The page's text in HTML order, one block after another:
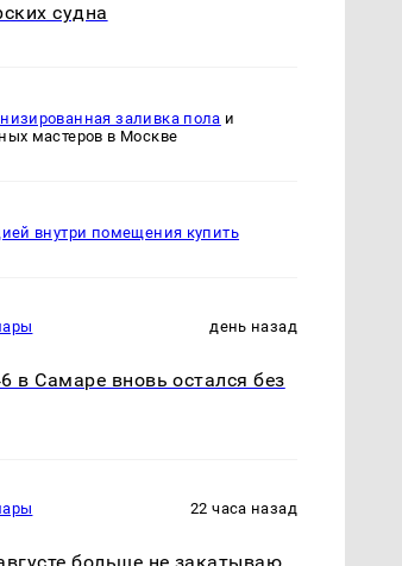
судна
заливка пола и
мастеров в Москве
внутри помещения купить
день назад
в Самаре вновь остался без
22 часа назад